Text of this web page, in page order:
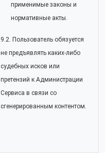
применимые законы и
нормативные акты.
9.2. Пользователь обязуется
не предъявлять каких-либо
судебных исков или
претензий к Администрации
Сервиса в связи со
сгенерированным контентом.